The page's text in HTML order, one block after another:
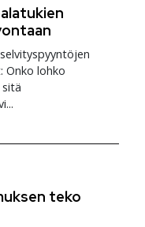
Onko lohko
teko